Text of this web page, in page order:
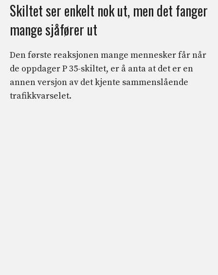
Skiltet ser enkelt nok ut, men det fanger
mange sjåfører ut
Den første reaksjonen mange mennesker får når
de oppdager P 35-skiltet, er å anta at det er en
annen versjon av det kjente sammenslående
trafikkvarselet.